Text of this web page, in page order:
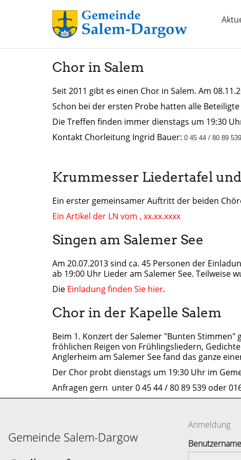
Chor in Salem
Seit 2011 gibt es einen Chor in Salem. Am
Schon bei der ersten Probe hatten alle
Die Treffen finden immer dienstags um 19:30
Kontakt Chorleitung Ingrid Bauer: 0 45 44 / 80 89
Krummesser Liedertafel
Ein erster gemeinsamer Auftritt der beiden
Ein Artikel der LN vom , xx.xx.xxxx
Singen am Salemer See
Am 20.07.2013 sind ca. 45 Personen der
ab 19:00 Uhr Lieder am Salemer See. Teilweise
Die Einladung finden Sie hier.
Chor in der Kapelle Salem
Beim 1. Konzert der Salemer "Bunten
fröhlichen Reigen von Frühlingsliedern,
Anglerheim am Salemer See fand das ganze
Der Chor probt dienstags um 19:30 Uhr im
Anfragen gern unter 0 45 44 / 80 89 539 oder
Gemeinde Salem-Dargow
Anmeldung
Benutzername